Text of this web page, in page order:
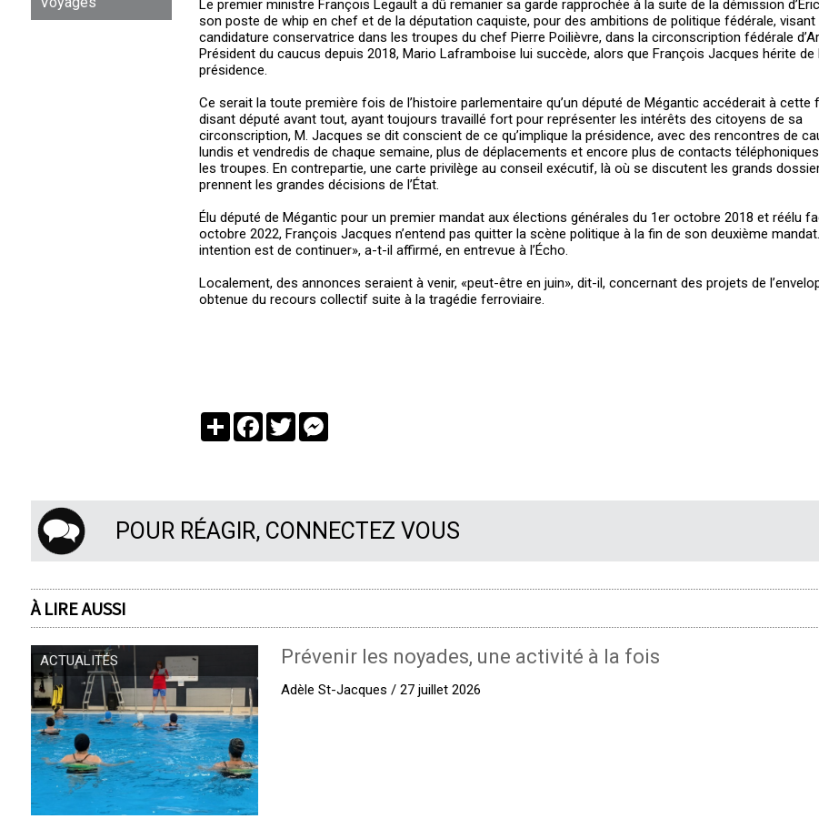
Le premier ministre François Legault a dû remanier sa garde rapprochée à la suite de la démission
son poste de whip en chef et de la députation caquiste, pour des ambitions de politique fédérale, visant
candidature conservatrice dans les troupes du chef Pierre Poilièvre, dans la circonscription fédérale
Président du caucus depuis 2018, Mario Laframboise lui succède, alors que François Jacques hérite de
présidence.
Ce serait la toute première fois de l’histoire parlementaire qu’un député de Mégantic accéderait à cette
disant député avant tout, ayant toujours travaillé fort pour représenter les intérêts des citoyens de sa
circonscription, M. Jacques se dit conscient de ce qu’implique la présidence, avec des rencontres de
lundis et vendredis de chaque semaine, plus de déplacements et encore plus de contacts
les troupes. En contrepartie, une carte privilège au conseil exécutif, là où se discutent les grands
prennent les grandes décisions de l’État.
Élu député de Mégantic pour un premier mandat aux élections générales du 1er octobre 2018 et réélu
octobre 2022, François Jacques n’entend pas quitter la scène politique à la fin de son deuxième
intention est de continuer», a-t-il affirmé, en entrevue à l’Écho.
Localement, des annonces seraient à venir, «peut-être en juin», dit-il, concernant des projets de
obtenue du recours collectif suite à la tragédie ferroviaire.
PartagerFacebook
TwitterMessenger
POUR RÉAGIR, CONNECTEZ VOUS
À LIRE AUSSI
ACTUALITÉS Prévenir les noyades, une activité à la fois
Adèle St-Jacques / 27 juillet 2026